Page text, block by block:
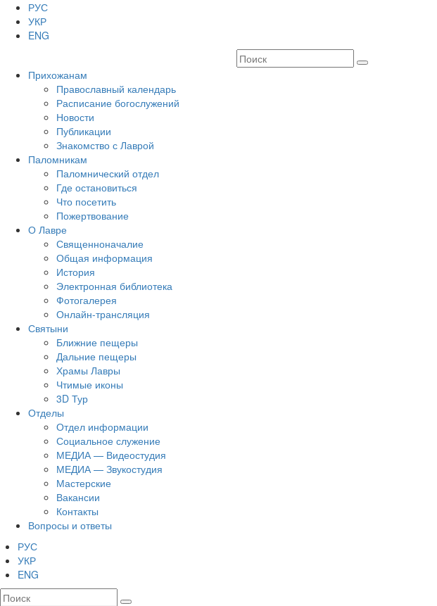
РУС
УКР
ENG
Прихожанам
Православный календарь
Расписание богослужений
Новости
Публикации
Знакомство с Лаврой
Паломникам
Паломнический отдел
Где остановиться
Что посетить
Пожертвование
О Лавре
Священноначалие
Общая информация
История
Электронная библиотека
Фотогалерея
Онлайн-трансляция
Святыни
Ближние пещеры
Дальние пещеры
Храмы Лавры
Чтимые иконы
3D Тур
Отделы
Отдел информации
Социальное служение
МЕДИА — Видеостудия
МЕДИА — Звукостудия
Мастерские
Вакансии
Контакты
Вопросы и ответы
РУС
УКР
ENG